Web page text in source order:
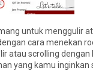
untuk menggulir
cara menekan
atau scrolling
yang kamu